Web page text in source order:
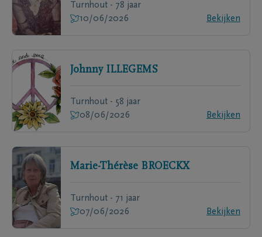
Turnhout - 78 jaar
10/06/2026
Bekijken
Johnny ILLEGEMS
Turnhout - 58 jaar
08/06/2026
Bekijken
Marie-Thérèse BROECKX
Turnhout - 71 jaar
07/06/2026
Bekijken